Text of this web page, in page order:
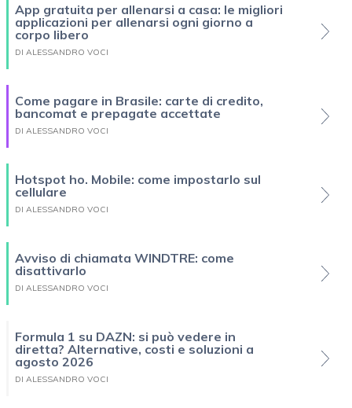
App gratuita per allenarsi a casa: le migliori
applicazioni per allenarsi ogni giorno a
corpo libero
DI ALESSANDRO VOCI
Come pagare in Brasile: carte di credito,
bancomat e prepagate accettate
DI ALESSANDRO VOCI
Hotspot ho. Mobile: come impostarlo sul
cellulare
DI ALESSANDRO VOCI
Avviso di chiamata WINDTRE: come
disattivarlo
DI ALESSANDRO VOCI
Formula 1 su DAZN: si può vedere in
diretta? Alternative, costi e soluzioni a
agosto 2026
DI ALESSANDRO VOCI